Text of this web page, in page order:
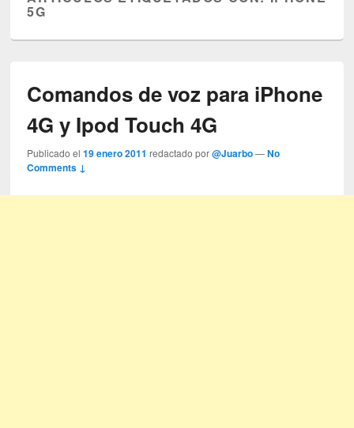
5G
Comandos de voz para iPhone
4G y Ipod Touch 4G
Publicado el19 enero 2011 redactado por@Juarbo —No
Comments ↓